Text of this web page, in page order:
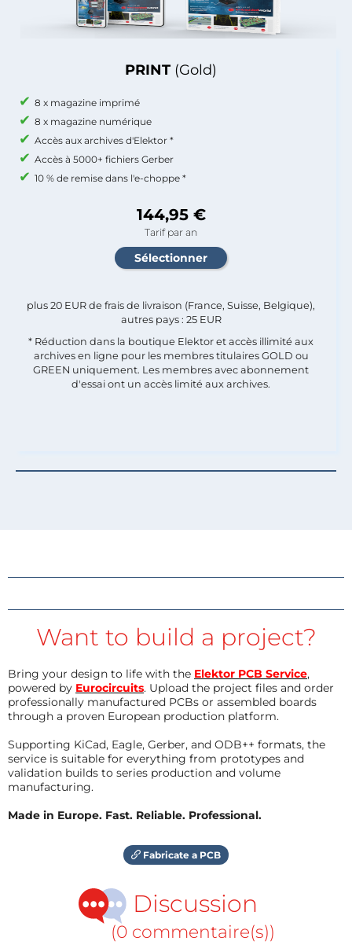
PRINT (Gold)
8 x magazine imprimé
8 x magazine numérique
Accès aux archives d'Elektor *
Accès à 5000+ fichiers Gerber
10 % de remise dans l'e-choppe *
144,95 €
Tarif par an
plus 20 EUR de frais de livraison (France, Suisse, Belgique),
autres pays : 25 EUR
* Réduction dans la boutique Elektor et accès illimité aux
archives en ligne pour les membres titulaires GOLD ou
GREEN uniquement. Les membres avec abonnement
d'essai ont un accès limité aux archives.
Want to build a project?
Bring your design to life with the Elektor PCB Service,
powered by Eurocircuits. Upload the project files and order
professionally manufactured PCBs or assembled boards
through a proven European production platform.
Supporting KiCad, Eagle, Gerber, and ODB++ formats, the
service is suitable for everything from prototypes and
validation builds to series production and volume
manufacturing.
Made in Europe. Fast. Reliable. Professional.
Fabricate a PCB
Discussion
(0 commentaire(s))